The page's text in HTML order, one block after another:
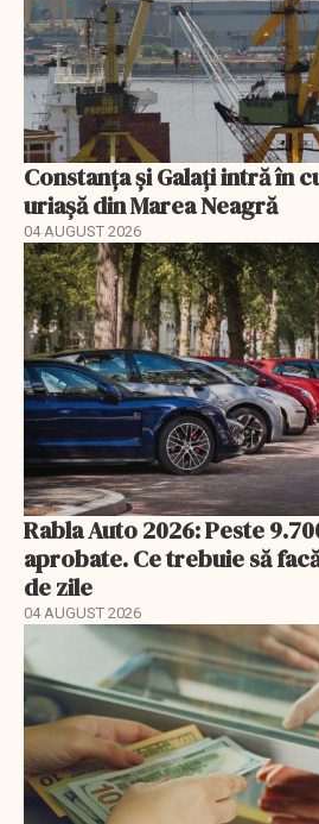
Constanța și Galați intră în
uriașă din Marea Neagră
04 AUGUST 2026
Rabla Auto 2026: Peste
aprobate. Ce trebuie să
de zile
04 AUGUST 2026